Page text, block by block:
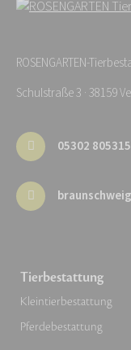
ROSENGARTEN-
Schulstraße 3 · 38159
05302
Tierbestattung
Kleintierbestattung
Pferdebestattung